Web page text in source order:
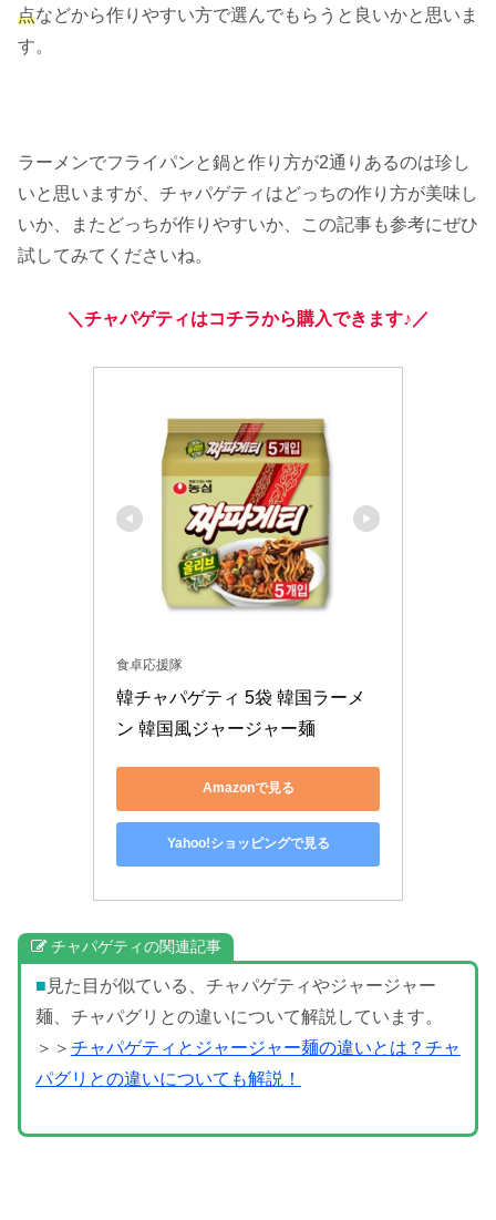
点などから作りやすい方で選んでもらうと良いかと思いま
す。
ラーメンでフライパンと鍋と作り方が2通りあるのは珍し
いと思いますが、チャパゲティはどっちの作り方が美味し
いか、またどっちが作りやすいか、この記事も参考にぜひ
試してみてくださいね。
＼チャパゲティはコチラから購入できます♪／
食卓応援隊
韓チャパゲティ 5袋 韓国ラーメ
ン 韓国風ジャージャー麺
Amazonで見る
Yahoo!ショッピングで見る
チャパゲティの関連記事
■ 見た目が似ている、チャパゲティやジャージャー
麺、チャパグリとの違いについて解説しています。
＞＞ チャパゲティとジャージャー麺の違いとは？チャ
パグリとの違いについても解説！